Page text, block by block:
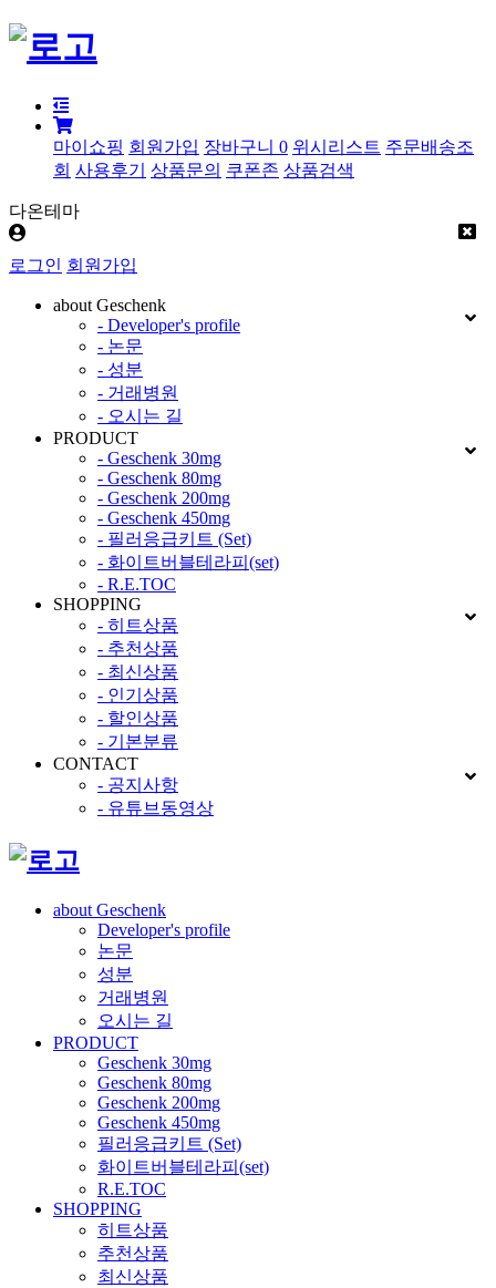
마이쇼핑 회원가입 장바구니 0 위시리스트 주문배송조
회 사용후기 상품문의 쿠폰존 상품검색
다온테마
로그인 회원가입
about Geschenk
- Developer's profile
- 논문
- 성분
- 거래병원
- 오시는 길
PRODUCT
- Geschenk 30mg
- Geschenk 80mg
- Geschenk 200mg
- Geschenk 450mg
- 필러응급키트 (Set)
- 화이트버블테라피(set)
- R.E.TOC
SHOPPING
- 히트상품
- 추천상품
- 최신상품
- 인기상품
- 할인상품
- 기본분류
CONTACT
- 공지사항
- 유튜브동영상
about Geschenk
Developer's profile
논문
성분
거래병원
오시는 길
PRODUCT
Geschenk 30mg
Geschenk 80mg
Geschenk 200mg
Geschenk 450mg
필러응급키트 (Set)
화이트버블테라피(set)
R.E.TOC
SHOPPING
히트상품
추천상품
최신상품